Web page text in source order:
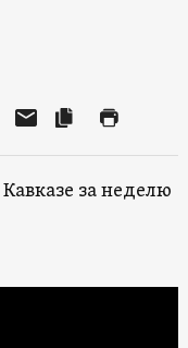
за неделю